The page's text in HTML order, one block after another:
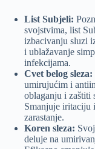
List Subjeli:
svojstvima, list
izbacivanju sluzi
i ublažavanje
infekcijama.
Cvet belog sleza:
umirujućim i
oblaganju i zaštiti
Smanjuje iritaciju
zarastanje.
Koren sleza:
deluje na